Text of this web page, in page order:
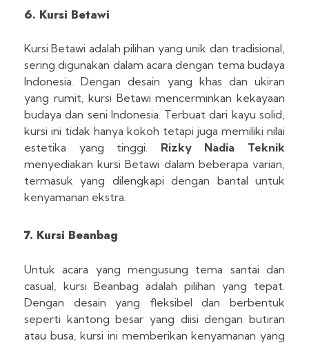
6. Kursi Betawi
Kursi Betawi adalah pilihan yang unik dan tradisional,
sering digunakan dalam acara dengan tema budaya
Indonesia. Dengan desain yang khas dan ukiran
yang rumit, kursi Betawi mencerminkan kekayaan
budaya dan seni Indonesia. Terbuat dari kayu solid,
kursi ini tidak hanya kokoh tetapi juga memiliki nilai
estetika yang tinggi. Rizky Nadia Teknik
menyediakan kursi Betawi dalam beberapa varian,
termasuk yang dilengkapi dengan bantal untuk
kenyamanan ekstra.
7. Kursi Beanbag
Untuk acara yang mengusung tema santai dan
casual, kursi Beanbag adalah pilihan yang tepat.
Dengan desain yang fleksibel dan berbentuk
seperti kantong besar yang diisi dengan butiran
atau busa, kursi ini memberikan kenyamanan yang